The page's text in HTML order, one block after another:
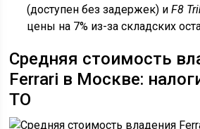
(доступен без задержек) иF8
цены на 7% из-за складских
Средняя стоимость
Ferrari в Москве:
ТО